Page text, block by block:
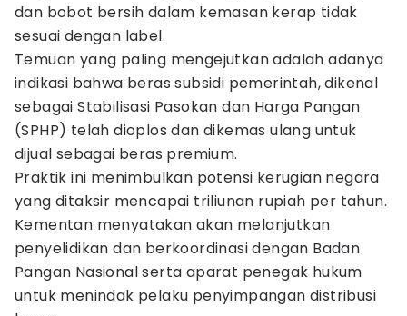
dan bobot bersih dalam kemasan kerap tidak
sesuai dengan label.
Temuan yang paling mengejutkan adalah adanya
indikasi bahwa beras subsidi pemerintah, dikenal
sebagai Stabilisasi Pasokan dan Harga Pangan
(SPHP) telah dioplos dan dikemas ulang untuk
dijual sebagai beras premium.
Praktik ini menimbulkan potensi kerugian negara
yang ditaksir mencapai triliunan rupiah per tahun.
Kementan menyatakan akan melanjutkan
penyelidikan dan berkoordinasi dengan Badan
Pangan Nasional serta aparat penegak hukum
untuk menindak pelaku penyimpangan distribusi